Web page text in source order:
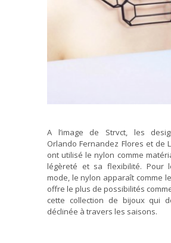
A l’image de Strvct, les
Orlando Fernandez Flores et de
ont utilisé le nylon comme
légèreté et sa flexibilité. Pour
mode, le nylon apparaît comme
offre le plus de possibilités
cette collection de bijoux qui
déclinée à travers les saisons.